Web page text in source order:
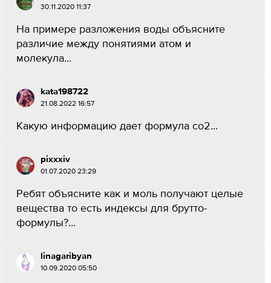
30.11.2020 11:37
На примере разложения воды объясните
различие между понятиями атом и
молекула...
kata198722
21.08.2022 16:57
Какую информацию дает формула co2...
pixxxiv
01.07.2020 23:29
Ребят объясните как и моль получают целые
вещества то есть индексы для брутто-
формулы?...
linagaribyan
10.09.2020 05:50